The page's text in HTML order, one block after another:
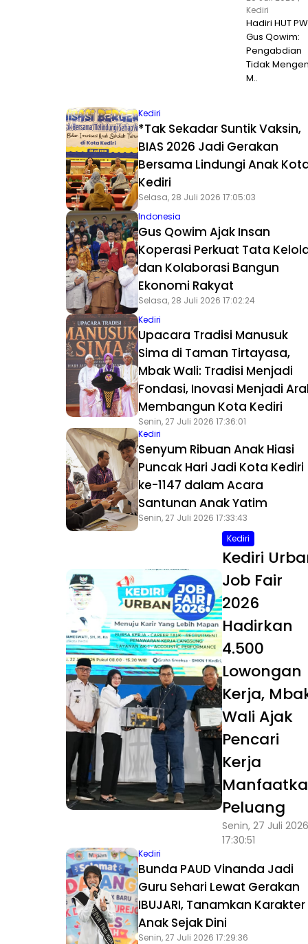
Kediri
Hadiri HUT
Gus Qowim:
Pengabdian
Tidak
M..
Kediri
*Tak Sekadar Suntik Vaksin,
BIAS 2026 Jadi Gerakan
Bersama Lindungi Anak
Kediri
Selasa, 28 Juli 2026 17:05:03
Indonesia
Gus Qowim Ajak Insan
Koperasi Perkuat Tata
dan Kolaborasi Bangun
Ekonomi Rakyat
Selasa, 28 Juli 2026 17:02:24
Kediri
Upacara Tradisi Manusuk
Sima di Taman Tirtayasa,
Mbak Wali: Tradisi Menjadi
Fondasi, Inovasi Menjadi
Membangun Kota Kediri
Senin, 27 Juli 2026 17:36:01
Kediri
Senyum Ribuan Anak Hiasi
Puncak Hari Jadi Kota Kediri
ke-1147 dalam Acara
Santunan Anak Yatim
Senin, 27 Juli 2026 17:33:43
Kediri
Kediri
Job Fair
2026
Hadirkan
4.500
Lowongan
Kerja,
Wali Ajak
Pencari
Kerja
Peluang
Senin, 27 Juli 2026
17:30:51
Kediri
Bunda PAUD Vinanda Jadi
Guru Sehari Lewat Gerakan
IBUJARI, Tanamkan Karakter
Anak Sejak Dini
Senin, 27 Juli 2026 17:29:36